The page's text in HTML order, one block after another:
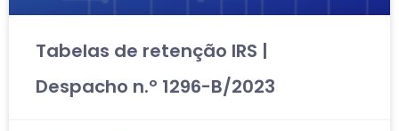
Tabelas de retenção IRS |
Despacho n.º 1296-B/2023